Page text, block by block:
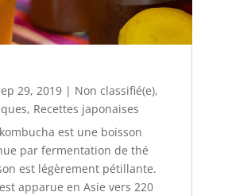
29, 2019| Non classifié(e),
, Recettes japonaises
est une boisson
par fermentation de thé
est légèrement pétillante.
apparue en Asie vers 220